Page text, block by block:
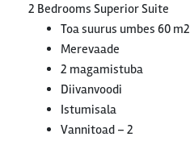
2 Bedrooms Superior Suite
Toa suurus umbes 60 m2
Merevaade
2 magamistuba
Diivanvoodi
Istumisala
Vannitoad – 2